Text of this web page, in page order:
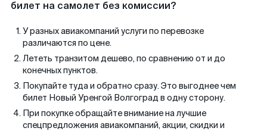
билет на самолет без комиссии?
У разных авиакомпаний услуги по перевозке
различаются по цене.
Лететь транзитом дешево, по сравнению от и до
конечных пунктов.
Покупайте туда и обратно сразу. Это выгоднее чем
билет Новый Уренгой Волгоград в одну сторону.
При покупке обращайте внимание на лучшие
спецпредложения авиакомпаний, акции, скидки и